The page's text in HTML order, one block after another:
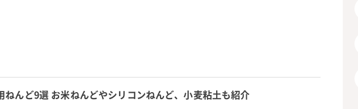
ねんど9選 お米ねんどやシリコンねんど、小麦粘土も紹介